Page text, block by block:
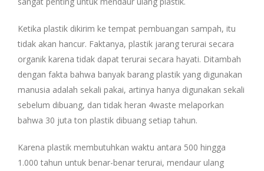
Ketika plastik dikirim ke tempat pembuangan sampah, itu
tidak akan hancur. Faktanya, plastik jarang terurai secara
organik karena tidak dapat terurai secara hayati. Ditambah
dengan fakta bahwa banyak barang plastik yang digunakan
manusia adalah sekali pakai, artinya hanya digunakan sekali
sebelum dibuang, dan tidak heran 4waste melaporkan
bahwa 30 juta ton plastik dibuang setiap tahun.
Karena plastik membutuhkan waktu antara 500 hingga
1.000 tahun untuk benar-benar terurai, mendaur ulang